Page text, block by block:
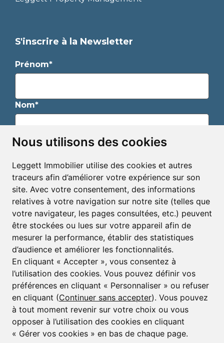
Nous utilisons des cookies
Leggett Immobilier utilise des cookies et autres
traceurs afin d’améliorer votre expérience sur son
site. Avec votre consentement, des informations
relatives à votre navigation sur notre site (telles que
votre navigateur, les pages consultées, etc.) peuvent
être stockées ou lues sur votre appareil afin de
mesurer la performance, établir des statistiques
d’audience et améliorer les fonctionnalités.
En cliquant « Accepter », vous consentez à
l’utilisation des cookies. Vous pouvez définir vos
préférences en cliquant « Personnaliser » ou refuser
en cliquant (Continuer sans accepter). Vous pouvez
à tout moment revenir sur votre choix ou vous
opposer à l’utilisation des cookies en cliquant
« Gérer vos cookies » en bas de chaque page.
S'inscrire à la Newsletter
Prénom*
Nom*
Email*
S'inscrire pour recevoir des alertes immobilières et
des bulletins d'informations
S'inscrire
© Copyright 2025 - 2026 Leggett Immobilier -
Mentions légales
Transactions sur Immeubles et Fonds de Commerce S.A.R.L
au Capital Social de 250 000€ RCS Périgueux : 434 086
930. N° de TVA FR 09434086930 Selon la loi du 2 janvier
1970. Carte professionnelle CPI 2401 2018 000 027 208